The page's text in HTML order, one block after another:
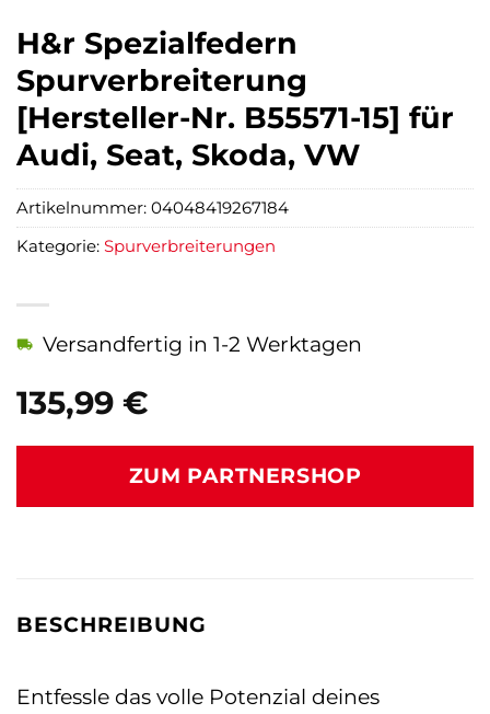
H&r Spezialfedern
Spurverbreiterung
[Hersteller-Nr. B55571-15] für
Audi, Seat, Skoda, VW
135,99 €
Versandfertig in 1-2 Werktagen
ZUM PARTNERSHOP
Artikelnummer: 04048419267184
Kategorie: Spurverbreiterungen
BESCHREIBUNG
Entfessle das volle Potenzial deines